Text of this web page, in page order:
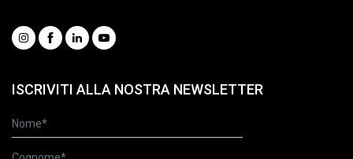
ISCRIVITI ALLA NOSTRA NEWSLETTER